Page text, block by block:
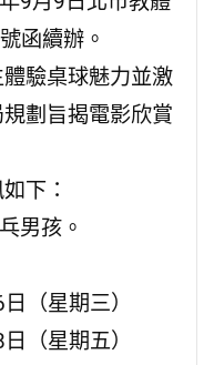
函續辦。
驗桌球魅力並激
劃旨揭電影欣賞
下：
男孩。
（星期三）
（星期五）